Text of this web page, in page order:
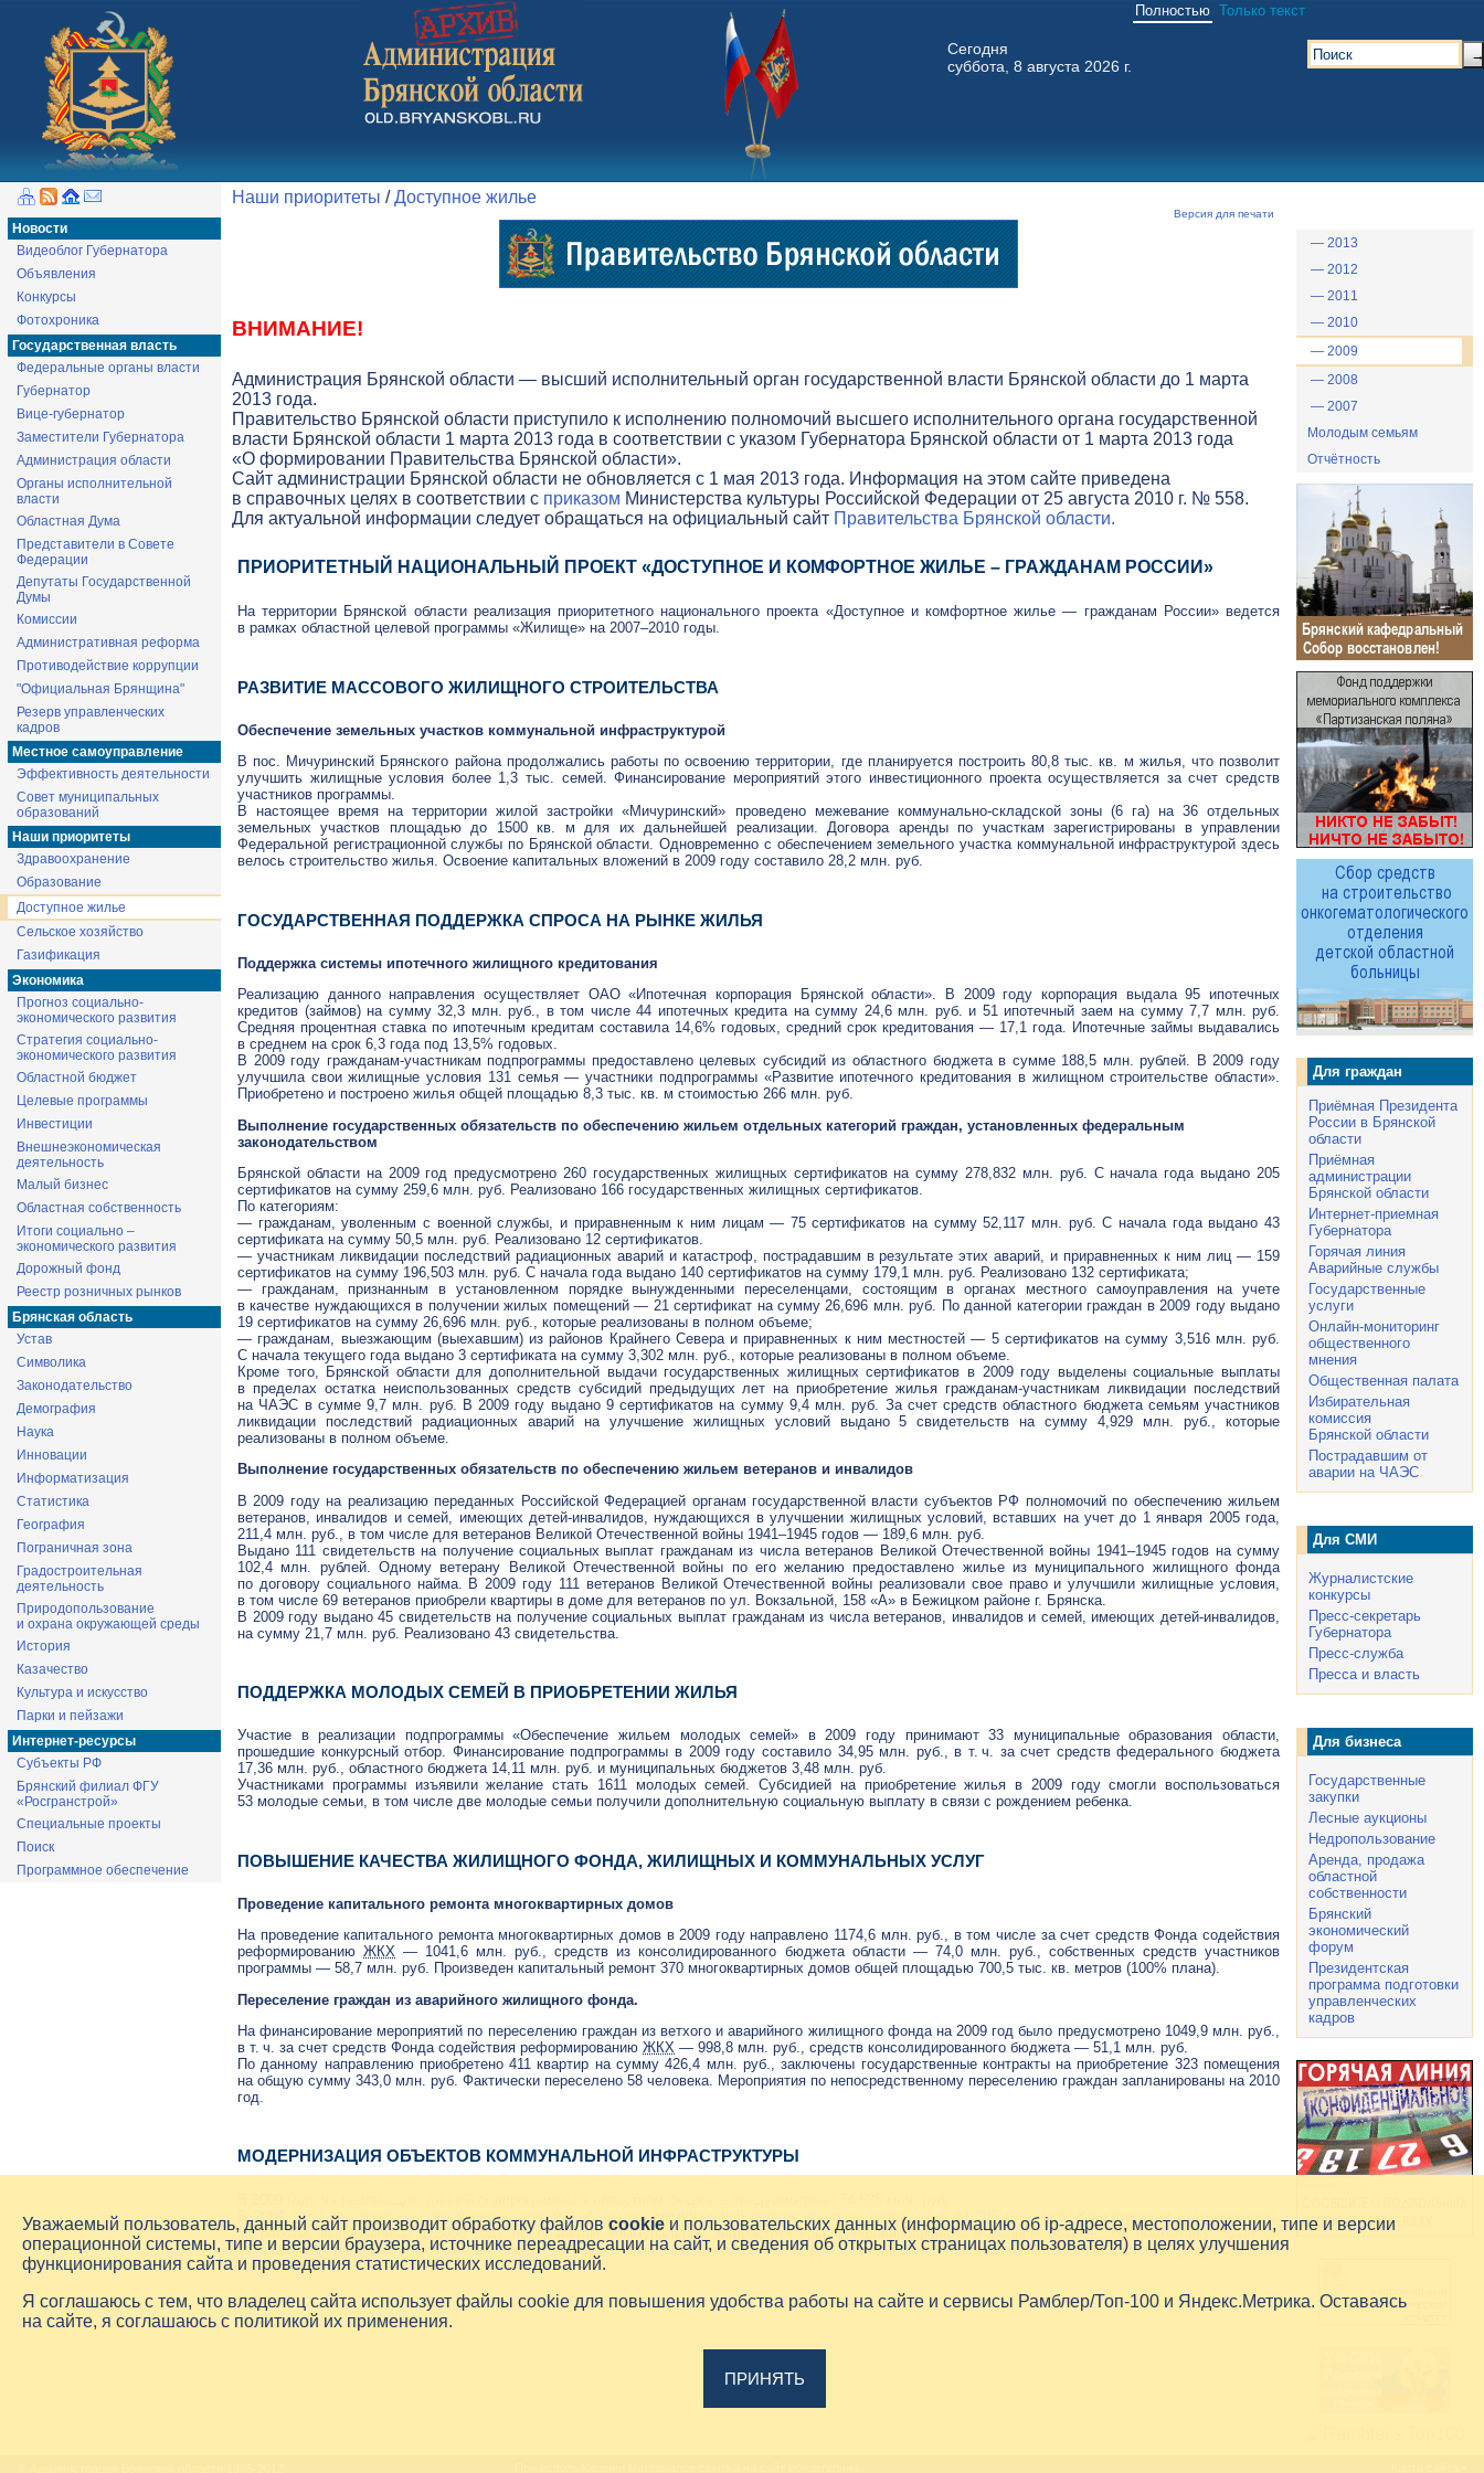
Полностью Только текст
Сегодня
суббота, 8 августа 2026 г.
→
Новости
Видеоблог Губернатора
Объявления
Конкурсы
Фотохроника
Государственная власть
Федеральные органы власти
Губернатор
Вице-губернатор
Заместители Губернатора
Администрация области
Органы исполнительной
власти
Областная Дума
Представители в Совете
Федерации
Депутаты Государственной
Думы
Комиссии
Административная реформа
Противодействие коррупции
"Официальная Брянщина"
Резерв управленческих
кадров
Местное самоуправление
Эффективность деятельности
Совет муниципальных
образований
Наши приоритеты
Здравоохранение
Образование
Доступное жилье
Сельское хозяйство
Газификация
Экономика
Прогноз социально-
экономического развития
Стратегия социально-
экономического развития
Областной бюджет
Целевые программы
Инвестиции
Внешнеэкономическая
деятельность
Малый бизнес
Областная собственность
Итоги социально –
экономического развития
Дорожный фонд
Реестр розничных рынков
Брянская область
Устав
Символика
Законодательство
Демография
Наука
Инновации
Информатизация
Статистика
География
Пограничная зона
Градостроительная
деятельность
Природопользование
и охрана окружающей среды
История
Казачество
Культура и искусство
Парки и пейзажи
Интернет-ресурсы
Субъекты РФ
Брянский филиал ФГУ
«Росгранстрой»
Специальные проекты
Поиск
Программное обеспечение
Наши приоритеты /Доступное жилье
Версия для печати
ВНИМАНИЕ!
Администрация Брянской области — высший исполнительный орган государственной власти Брянской области до 1 марта
2013 года.
Правительство Брянской области приступило к исполнению полномочий высшего исполнительного органа государственной
власти Брянской области 1 марта 2013 года в соответствии с указом Губернатора Брянской области от 1 марта 2013 года
«О формировании Правительства Брянской области».
Cайт администрации Брянской области не обновляется с 1 мая 2013 года. Информация на этом сайте приведена
в справочных целях в соответствии с приказом Министерства культуры Российской Федерации от 25 августа 2010 г. № 558.
Для актуальной информации следует обращаться на официальный сайт Правительства Брянской области.
ПРИОРИТЕТНЫЙ НАЦИОНАЛЬНЫЙ ПРОЕКТ «ДОСТУПНОЕ И КОМФОРТНОЕ ЖИЛЬЕ – ГРАЖДАНАМ РОССИИ»
На территории Брянской области реализация приоритетного национального проекта «Доступное и комфортное жилье — гражданам России» ведется
в рамках областной целевой программы «Жилище» на 2007–2010 годы.
РАЗВИТИЕ МАССОВОГО ЖИЛИЩНОГО СТРОИТЕЛЬСТВА
Обеспечение земельных участков коммунальной инфраструктурой
В пос. Мичуринский Брянского района продолжались работы по освоению территории, где планируется построить 80,8 тыс. кв. м жилья, что позволит
улучшить жилищные условия более 1,3 тыс. семей. Финансирование мероприятий этого инвестиционного проекта осуществляется за счет средств
участников программы.
В настоящее время на территории жилой застройки «Мичуринский» проведено межевание коммунально-складскойзоны (6 га) на 36 отдельных
земельных участков площадью до 1500 кв. м для их дальнейшей реализации. Договора аренды по участкам зарегистрированы в управлении
Федеральной регистрационной службы по Брянской области. Одновременно с обеспечением земельного участка коммунальной инфраструктурой здесь
велось строительство жилья. Освоение капитальных вложений в 2009 году составило 28,2 млн. руб.
ГОСУДАРСТВЕННАЯ ПОДДЕРЖКА СПРОСА НА РЫНКЕ ЖИЛЬЯ
Поддержка системы ипотечного жилищного кредитования
Реализацию данного направления осуществляет ОАО «Ипотечная корпорация Брянской области». В 2009 году корпорация выдала 95 ипотечных
кредитов (займов) на сумму 32,3 млн. руб., в том числе 44 ипотечных кредита на сумму 24,6 млн. руб. и 51 ипотечный заем на сумму 7,7 млн. руб.
Средняя процентная ставка по ипотечным кредитам составила 14,6% годовых, средний срок кредитования — 17,1 года. Ипотечные займы выдавались
в среднем на срок 6,3 года под 13,5% годовых.
В 2009 году гражданам-участникам подпрограммы предоставлено целевых субсидий из областного бюджета в сумме 188,5 млн. рублей. В 2009 году
улучшила свои жилищные условия 131 семья — участники подпрограммы «Развитие ипотечного кредитования в жилищном строительстве области».
Приобретено и построено жилья общей площадью 8,3 тыс. кв. м стоимостью 266 млн. руб.
Выполнение государственных обязательств по обеспечению жильем отдельных категорий граждан, установленных федеральным
законодательством
Брянской области на 2009 год предусмотрено 260 государственных жилищных сертификатов на сумму 278,832 млн. руб. С начала года выдано 205
сертификатов на сумму 259,6 млн. руб. Реализовано 166 государственных жилищных сертификатов.
По категориям:
— гражданам, уволенным с военной службы, и приравненным к ним лицам — 75 сертификатов на сумму 52,117 млн. руб. С начала года выдано 43
сертификата на сумму 50,5 млн. руб. Реализовано 12 сертификатов.
— участникам ликвидации последствий радиационных аварий и катастроф, пострадавшим в результате этих аварий, и приравненных к ним лиц — 159
сертификатов на сумму 196,503 млн. руб. С начала года выдано 140 сертификатов на сумму 179,1 млн. руб. Реализовано 132 сертификата;
— гражданам, признанным в установленном порядке вынужденными переселенцами, состоящим в органах местного самоуправления на учете
в качестве нуждающихся в получении жилых помещений — 21 сертификат на сумму 26,696 млн. руб. По данной категории граждан в 2009 году выдано
19 сертификатов на сумму 26,696 млн. руб., которые реализованы в полном объеме;
— гражданам, выезжающим (выехавшим) из районов Крайнего Севера и приравненных к ним местностей — 5 сертификатов на сумму 3,516 млн. руб.
С начала текущего года выдано 3 сертификата на сумму 3,302 млн. руб., которые реализованы в полном объеме.
Кроме того, Брянской области для дополнительной выдачи государственных жилищных сертификатов в 2009 году выделены социальные выплаты
в пределах остатка неиспользованных средств субсидий предыдущих лет на приобретение жилья гражданам-участникам ликвидации последствий
на ЧАЭС в сумме 9,7 млн. руб. В 2009 году выдано 9 сертификатов на сумму 9,4 млн. руб. За счет средств областного бюджета семьям участников
ликвидации последствий радиационных аварий на улучшение жилищных условий выдано 5 свидетельств на сумму 4,929 млн. руб., которые
реализованы в полном объеме.
Выполнение государственных обязательств по обеспечению жильем ветеранов и инвалидов
В 2009 году на реализацию переданных Российской Федерацией органам государственной власти субъектов РФ полномочий по обеспечению жильем
ветеранов, инвалидов и семей, имеющих детей-инвалидов, нуждающихся в улучшении жилищных условий, вставших на учет до 1 января 2005 года,
211,4 млн. руб., в том числе для ветеранов Великой Отечественной войны 1941–1945 годов — 189,6 млн. руб.
Выдано 111 свидетельств на получение социальных выплат гражданам из числа ветеранов Великой Отечественной войны 1941–1945 годов на сумму
102,4 млн. рублей. Одному ветерану Великой Отечественной войны по его желанию предоставлено жилье из муниципального жилищного фонда
по договору социального найма. В 2009 году 111 ветеранов Великой Отечественной войны реализовали свое право и улучшили жилищные условия,
в том числе 69 ветеранов приобрели квартиры в доме для ветеранов по ул. Вокзальной, 158 «А» в Бежицком районе г. Брянска.
В 2009 году выдано 45 свидетельств на получение социальных выплат гражданам из числа ветеранов, инвалидов и семей, имеющих детей-инвалидов
на сумму 21,7 млн. руб. Реализовано 43 свидетельства.
ПОДДЕРЖКА МОЛОДЫХ СЕМЕЙ В ПРИОБРЕТЕНИИ ЖИЛЬЯ
Участие в реализации подпрограммы «Обеспечение жильем молодых семей» в 2009 году принимают 33 муниципальные образования области,
прошедшие конкурсный отбор. Финансирование подпрограммы в 2009 году составило 34,95 млн. руб., в т. ч. за счет средств федерального бюджета
17,36 млн. руб., областного бюджета 14,11 млн. руб. и муниципальных бюджетов 3,48 млн. руб.
Участниками программы изъявили желание стать 1611 молодых семей. Субсидией на приобретение жилья в 2009 году смогли воспользоваться
53 молодые семьи, в том числе две молодые семьи получили дополнительную социальную выплату в связи с рождением ребенка.
ПОВЫШЕНИЕ КАЧЕСТВА ЖИЛИЩНОГО ФОНДА, ЖИЛИЩНЫХ И КОММУНАЛЬНЫХ УСЛУГ
Проведение капитального ремонта многоквартирных домов
На проведение капитального ремонта многоквартирных домов в 2009 году направлено 1174,6 млн. руб., в том числе за счет средств Фонда содействия
реформированиюЖКХ — 1041,6 млн. руб., средств из консолидированного бюджета области — 74,0 млн. руб., собственных средств участников
программы — 58,7 млн. руб. Произведен капитальный ремонт 370 многоквартирных домов общей площадью 700,5 тыс. кв. метров (100% плана).
Переселение граждан из аварийного жилищного фонда.
На финансирование мероприятий по переселению граждан из ветхого и аварийного жилищного фонда на 2009 год было предусмотрено 1049,9 млн. руб.,
в т. ч. за счет средств Фонда содействия реформированию ЖКХ — 998,8 млн. руб., средств консолидированного бюджета — 51,1 млн. руб.
По данному направлению приобретено 411 квартир на сумму 426,4 млн. руб., заключены государственные контракты на приобретение 323 помещения
на общую сумму 343,0 млн. руб. Фактически переселено 58 человека. Мероприятия по непосредственному переселению граждан запланированы на 2010
год.
МОДЕРНИЗАЦИЯ ОБЪЕКТОВ КОММУНАЛЬНОЙ ИНФРАСТРУКТУРЫ
В 2009 году на строительство и реконструкцию объектов коммунальной инфраструктуры направлено 61,395 млн. руб. Кредиторская задолженность
за работы, выполненные в 2008 году по объектам коммунальной инфраструктуры, профинансирована в полном объеме. На подготовку объектов
жилищно-коммунальногокомплекса к зиме в текущем году направлено 9,139 млн. руб., на приобретение спецтехники для предприятийЖКХвыделено
3,998 млн. руб.
— 2013
— 2012
— 2011
— 2010
— 2009
— 2008
— 2007
Молодым семьям
Отчётность
Для граждан
Приёмная Президента
России в Брянской
области
Приёмная
администрации
Брянской области
Интернет-приемная
Губернатора
Горячая линия
Аварийные службы
Государственные
услуги
Онлайн-мониторинг
общественного
мнения
Общественная палата
Избирательная
комиссия
Брянской области
Пострадавшим от
аварии на ЧАЭС
Для СМИ
Журналистские
конкурсы
Пресс-секретарь
Губернатора
Пресс-служба
Пресса и власть
Для бизнеса
Государственные
закупки
Лесные аукционы
Недропользование
Аренда, продажа
областной
собственности
Брянский
экономический
форум
Президентская
программа подготовки
управленческих
кадров
Уважаемый пользователь, данный сайт производит обработку файлов cookie и пользовательских данных (информацию об ip-адресе, местоположении, типе и версии
операционной системы, типе и версии браузера, источнике переадресации на сайт, и сведения об открытых страницах пользователя) в целях улучшения
функционирования сайта и проведения статистических исследований.
Я соглашаюсь с тем, что владелец сайта использует файлы cookie для повышения удобства работы на сайте и сервисы Рамблер/Топ-100 и Яндекс.Метрика. Оставаясь
на сайте, я соглашаюсь с политикой их применения.
ПРИНЯТЬ